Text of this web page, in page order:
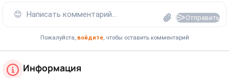
😊 Написать комментарий... Отправить
Пожалуйста, войдите, чтобы оставить комментарий
Информация